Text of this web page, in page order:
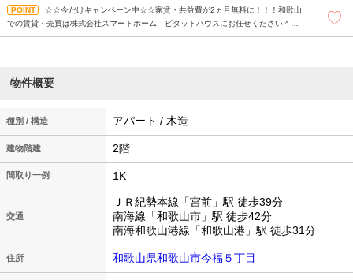
☆☆今だけキャンペーン中☆☆家賃・共益費が2ヵ月無料に！！！和歌山
での賃貸・売買は株式会社スマートホーム ピタットハウスにお任せください＾＾
物件概要
種別 / 構造 アパート / 木造
建物階建 2階
間取り一例 1K
交通
ＪＲ紀勢本線「宮前」駅 徒歩39分
南海線「和歌山市」駅 徒歩42分
南海和歌山港線「和歌山港」駅 徒歩31分
住所 和歌山県和歌山市今福５丁目